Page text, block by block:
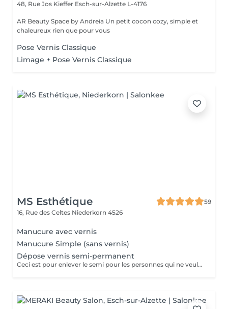
48, Rue Jos Kieffer Esch-sur-Alzette L-4176
AR Beauty Space by Andreia Un petit cocon cozy, simple et
chaleureux rien que pour vous
Pose Vernis Classique
Limage + Pose Vernis Classique
MS Esthétique
59
16, Rue des Celtes Niederkorn 4526
Manucure avec vernis
Manucure Simple (sans vernis)
Dépose vernis semi-permanent
Ceci est pour enlever le semi pour les personnes qui ne veulent plus refaire le semi